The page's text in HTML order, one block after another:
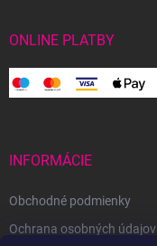
ONLINE PLATBY
INFORMÁCIE
Obchodné podmienky
Ochrana osobných údajov